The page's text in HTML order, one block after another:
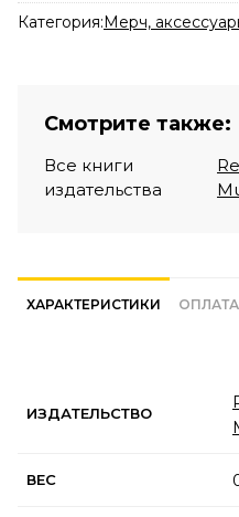
Категория: Мерч,
Смотрите также:
Все книги
издательства
ХАРАКТЕРИСТИКИ ОПЛАТА
ИЗДАТЕЛЬСТВО
ВЕС